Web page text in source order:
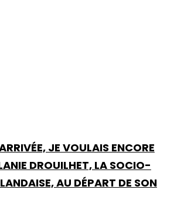
JE VOULAIS ENCORE
DROUILHET, LA SOCIO-
AU DÉPART DE SON